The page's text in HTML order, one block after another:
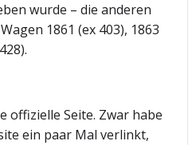
wurde – die anderen
1861 (ex 403), 1863
offizielle Seite. Zwar habe
ein paar Mal verlinkt,